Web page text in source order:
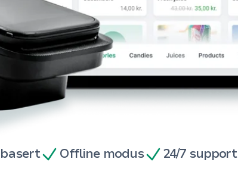
Offline modus 24/7 support